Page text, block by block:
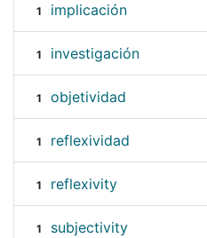
1 implicación
1 investigación
1 objetividad
1 reflexividad
1 reflexivity
1 subjectivity